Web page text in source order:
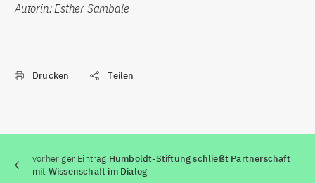
Autorin: Esther Sambale
Drucken Teilen
vorheriger Eintrag Humboldt-Stiftung schließt Partnerschaft
mit Wissenschaft im Dialog